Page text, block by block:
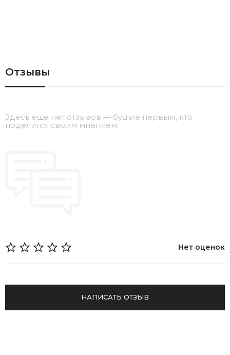
Отзывы
Здесь еще нет отзывов — будьте первым, кто
поделится своим мнением.
Нет оценок
НАПИСАТЬ ОТЗЫВ